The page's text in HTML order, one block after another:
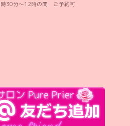
30分〜12時の間 ご予約可